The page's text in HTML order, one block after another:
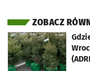
ZOBACZ
otworzy się w nowej karcie